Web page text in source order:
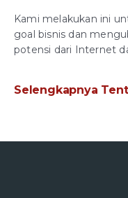
Kami melakukan ini
goal bisnis dan
potensi dari Internet
Selengkapnya